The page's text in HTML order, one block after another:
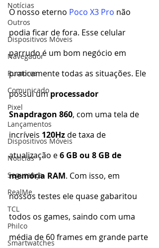
Notícias
Outros
Dispositivos Móveis
Navegador
Rumores
Comunicado
Pixel
Lançamentos
Dispositivos Móveis
Notícias
Segurança
RealMe
TCL
Philco
Smartwatches
O nosso eterno Poco X3 Pro não
podia ficar de fora. Esse celular
parrudo é um bom negócio em
praticamente todas as situações. Ele
possui um processador
Snapdragon 860, com uma tela de
incríveis 120Hz de taxa de
atualização e 6 GB ou 8 GB de
memória RAM. Com isso, em
nossos testes ele quase gabaritou
todos os games, saindo com uma
média de 60 frames em grande parte